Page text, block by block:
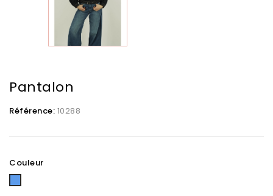
Pantalon
Référence: 10288
Couleur
Bleu